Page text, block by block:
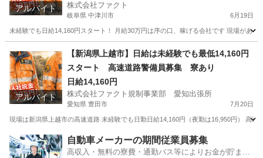
アルバイト 株式会社ファクト
岐阜県 中津川市 6月19日
未経験でも日給14,160円スタート！ 月給30万円は序の口、稼げる会社です 現場があ
その他 給料
アルバイト
【新潟県上越市】日給は未経験でも最低14,160円
スタート 高速道路警備員募集 寮あり
日給14,160円
株式会社ファクト規制事業部 愛知出張所
愛知県 豊田市 7月20日
現場は新潟県上越市の高速道路 未経験でも日勤日給14,160円（夜勤は16,950円） 高
愛知 豊田市 その他 個室
自動車メーカーの期間従業員募集
高収入・無料の寮費・通勤バス等によりお金が貯まり